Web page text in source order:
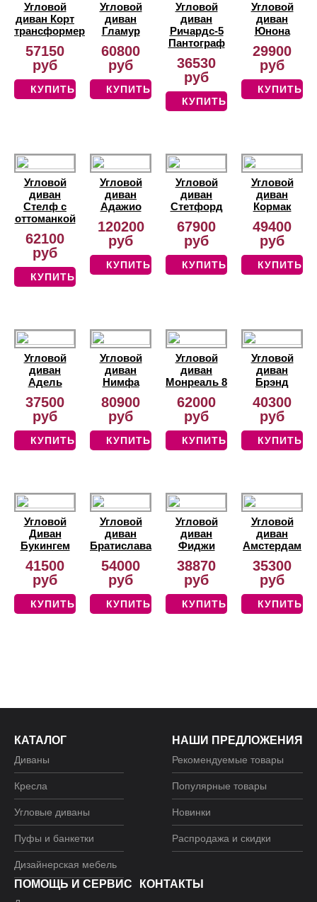
Угловой
диван Корт
трансформер
57150
руб
КУПИТЬ
Угловой
диван
Гламур
60800
руб
КУПИТЬ
Угловой
диван
Ричардс-5
Пантограф
36530
руб
КУПИТЬ
Угловой
диван
Юнона
29900
руб
КУПИТЬ
Угловой
диван
Стелф с
оттоманкой
62100
руб
КУПИТЬ
Угловой
диван
Адажио
120200
руб
КУПИТЬ
Угловой
диван
Стетфорд
67900
руб
КУПИТЬ
Угловой
диван
Кормак
49400
руб
КУПИТЬ
Угловой
диван
Адель
37500
руб
КУПИТЬ
Угловой
диван
Нимфа
80900
руб
КУПИТЬ
Угловой
диван
Монреаль 8
62000
руб
КУПИТЬ
Угловой
диван
Брэнд
40300
руб
КУПИТЬ
Угловой
Диван
Букингем
41500
руб
КУПИТЬ
Угловой
диван
Братислава
54000
руб
КУПИТЬ
Угловой
диван
Фиджи
38870
руб
КУПИТЬ
Угловой
диван
Амстердам
35300
руб
КУПИТЬ
КАТАЛОГ
Диваны
Кресла
Угловые диваны
Пуфы и банкетки
Дизайнерская мебель
НАШИ ПРЕДЛОЖЕНИЯ
Рекомендуемые товары
Популярные товары
Новинки
Распродажа и скидки
ПОМОЩЬ И СЕРВИС КОНТАКТЫ